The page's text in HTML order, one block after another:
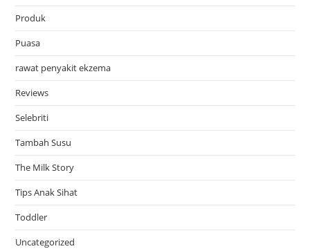
Produk
Puasa
rawat penyakit ekzema
Reviews
Selebriti
Tambah Susu
The Milk Story
Tips Anak Sihat
Toddler
Uncategorized